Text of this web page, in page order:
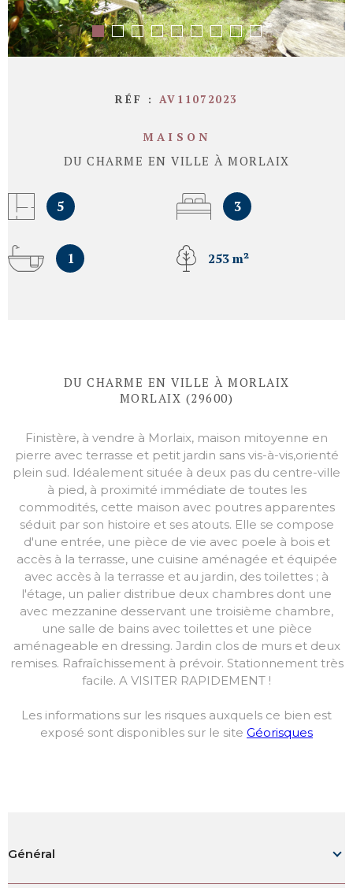
RÉF : AV11072023
MAISON
DU CHARME EN VILLE À MORLAIX
5 3
1 253 m²
DU CHARME EN VILLE À MORLAIX
MORLAIX (29600)
Finistère, à vendre à Morlaix, maison mitoyenne en
pierre avec terrasse et petit jardin sans vis-à-vis,orienté
plein sud. Idéalement située à deux pas du centre-ville
à pied, à proximité immédiate de toutes les
commodités, cette maison avec poutres apparentes
séduit par son histoire et ses atouts. Elle se compose
d'une entrée, une pièce de vie avec poele à bois et
accès à la terrasse, une cuisine aménagée et équipée
avec accès à la terrasse et au jardin, des toilettes ; à
l'étage, un palier distribue deux chambres dont une
avec mezzanine desservant une troisième chambre,
une salle de bains avec toilettes et une pièce
aménageable en dressing. Jardin clos de murs et deux
remises. Rafraîchissement à prévoir. Stationnement très
facile. A VISITER RAPIDEMENT !
Les informations sur les risques auxquels ce bien est
exposé sont disponibles sur le site Géorisques
Général